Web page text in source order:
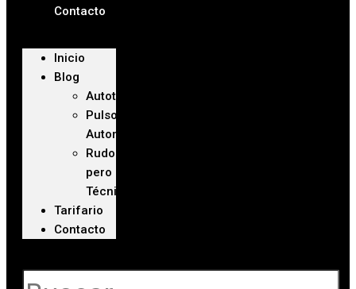
Contacto
Inicio
Blog
Autoteca
Pulso
Automotriz
Rudo
pero
Técnico
Tarifario
Contacto